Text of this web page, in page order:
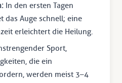
In den ersten Tagen
das Auge schnell; eine
erleichtert die Heilung.
Sport,
die ein
werden meist 3–4